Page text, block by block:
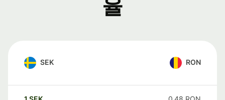
율
SEK RON